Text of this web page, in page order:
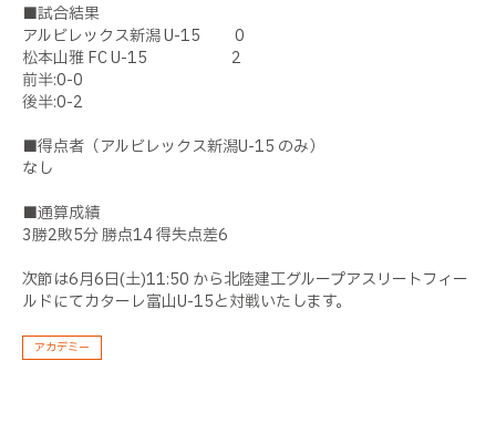
■試合結果
アルビレックス新潟 U-15 0
松本山雅 FC U-15 2
前半:0-0
後半:0-2
■得点者（アルビレックス新潟U-15 のみ）
なし
■通算成績
3勝2敗5分 勝点14 得失点差6
次節は6月6日(土)11:50 から北陸建工グループアスリートフィー
ルドにてカターレ富山U-15と対戦いたします。
アカデミー